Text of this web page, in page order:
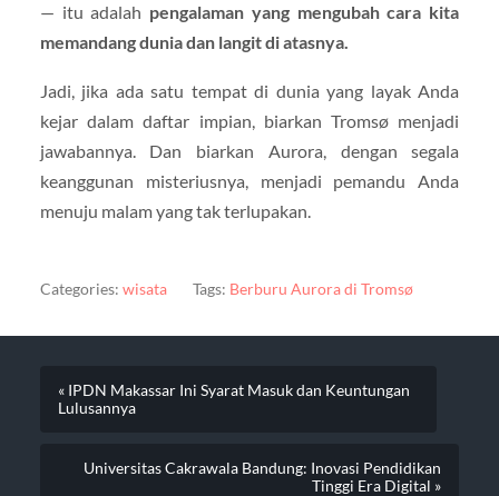
— itu adalah pengalaman yang mengubah cara kita
memandang dunia dan langit di atasnya.
Jadi, jika ada satu tempat di dunia yang layak Anda
kejar dalam daftar impian, biarkan Tromsø menjadi
jawabannya. Dan biarkan Aurora, dengan segala
keanggunan misteriusnya, menjadi pemandu Anda
menuju malam yang tak terlupakan.
Categories: wisata Tags: Berburu Aurora di Tromsø
« IPDN Makassar Ini Syarat Masuk dan Keuntungan
Lulusannya
Universitas Cakrawala Bandung: Inovasi Pendidikan
Tinggi Era Digital »